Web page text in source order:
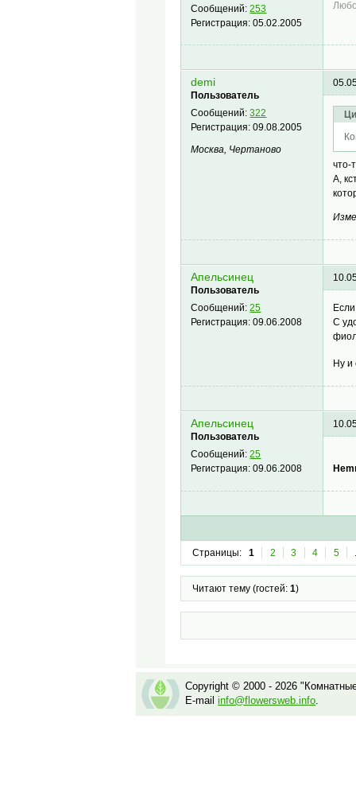
Сообщений:253
Регистрация:05.02.2005
demi
Пользователь
Сообщений:322
Регистрация:09.08.2005
Москва, Чертаново
что-
А,
Апельсинец
Пользователь
Сообщений:25
Регистрация:09.06.2008
С
Ну и
Апельсинец
Пользователь
Сообщений:25
Регистрация:09.06.2008
Страницы: 1 2 3 4 5
Читают тему (гостей: 1)
Copyright © 2000 - 2026
E-mail info@flowersweb.info.